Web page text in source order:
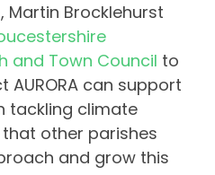
Martin Brocklehurst
and Town Council to
can support
tackling climate
other parishes
and grow this